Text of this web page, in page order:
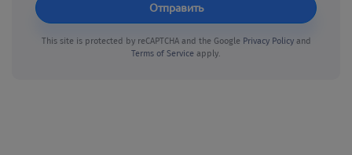
Отправить
This site is protected by reCAPTCHA and the Google Privacy Policyand
Terms of Service apply.